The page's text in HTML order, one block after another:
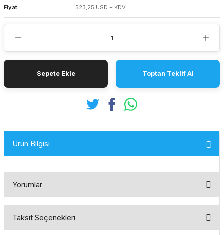
Fiyat
523,25 USD + KDV
Sepete Ekle Toptan Teklif Al
Ürün Bilgisi
Yorumlar
Taksit Seçenekleri